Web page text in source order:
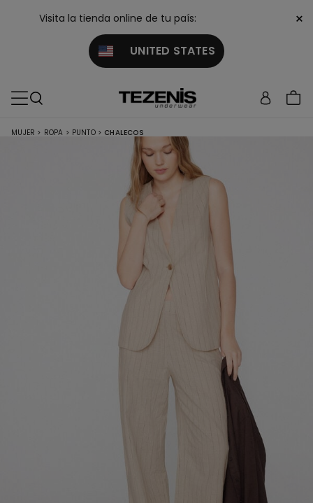
Visita la tienda online de tu país:
UNITED STATES
×
MUJER > ROPA > PUNTO > CHALECOS